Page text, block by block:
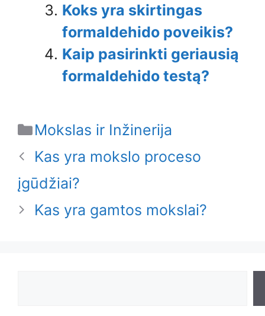
Koks yra skirtingas
formaldehido poveikis?
Kaip pasirinkti geriausią
formaldehido testą?
Categories
Mokslas ir Inžinerija
Kas yra mokslo proceso
įgūdžiai?
Kas yra gamtos mokslai?